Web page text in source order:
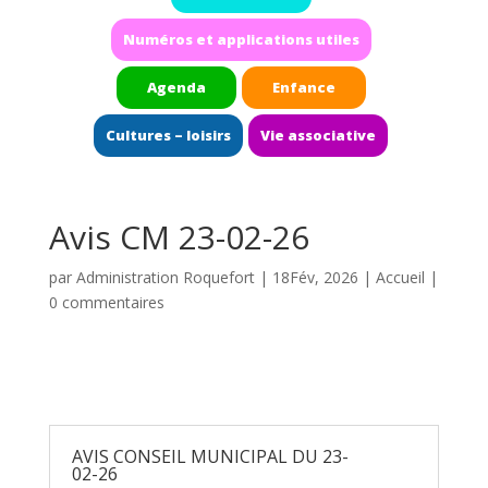
Numéros et applications utiles
Agenda Enfance
Cultures – loisirs Vie associative
Avis CM 23-02-26
par Administration Roquefort| 18Fév, 2026 | Accueil |
0 commentaires
AVIS CONSEIL MUNICIPAL DU 23-
02-26